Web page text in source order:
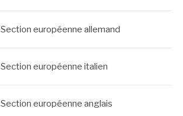
Section européenne allemand
Section européenne italien
Section européenne anglais